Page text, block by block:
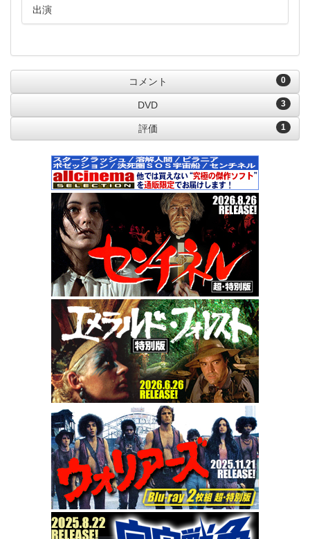
出演
0
コメント
3
DVD
1
評価